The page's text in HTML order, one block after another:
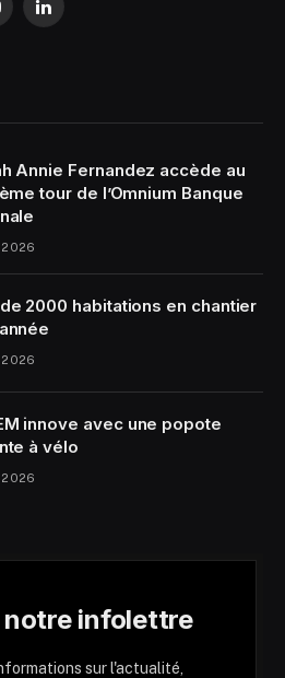
LinkedIn
Annie Fernandez accède au
tour de l’Omnium Banque
2000 habitations en chantier
innove avec une popote
à vélo
notre infolettre
sur l'actualité,